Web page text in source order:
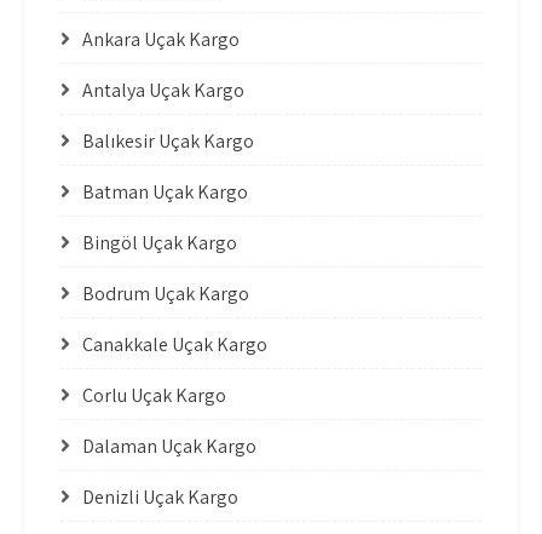
Ankara Uçak Kargo
Antalya Uçak Kargo
Balıkesir Uçak Kargo
Batman Uçak Kargo
Bingöl Uçak Kargo
Bodrum Uçak Kargo
Çanakkale Uçak Kargo
Çorlu Uçak Kargo
Dalaman Uçak Kargo
Denizli Uçak Kargo